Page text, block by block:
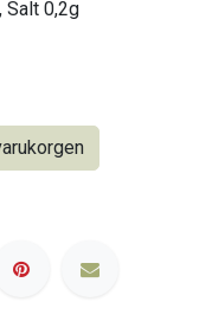
Salt 0,2g